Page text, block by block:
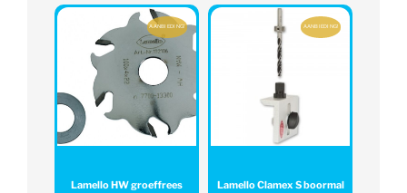
AANBIEDING!
Lamello HW groeffrees
AANBIEDING!
Lamello Clamex S boormal